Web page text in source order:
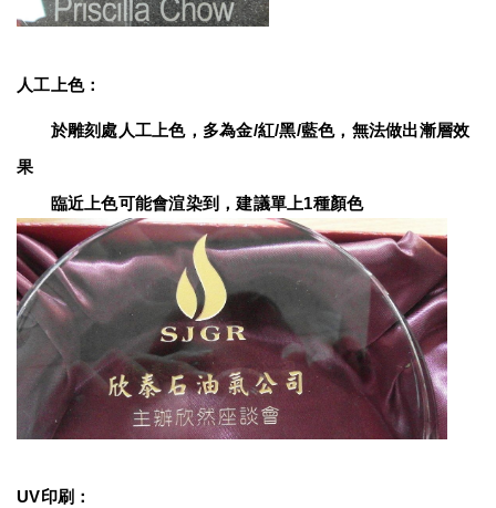
人工上色：
於雕刻處人工上色，多為金/紅/黑/藍色，無法做出漸層效
果
臨近上色可能會渲染到，建議單上1種顏色
UV印刷：